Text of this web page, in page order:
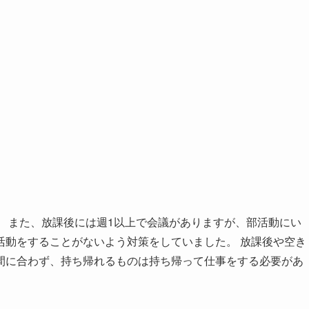
た、放課後には週1以上で会議がありますが、部活動にい
をすることがないよう対策をしていました。 放課後や空き
合わず、持ち帰れるものは持ち帰って仕事をする必要があ